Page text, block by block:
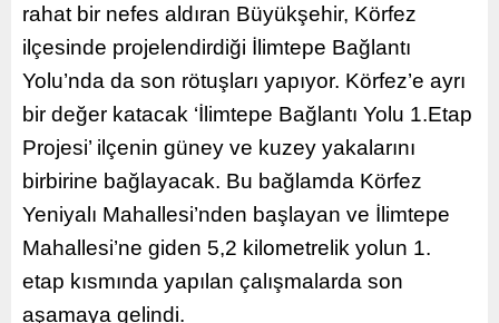
rahat bir nefes aldıran Büyükşehir, Körfez
ilçesinde projelendirdiği İlimtepe Bağlantı
Yolu’nda da son rötuşları yapıyor. Körfez’e ayrı
bir değer katacak ‘İlimtepe Bağlantı Yolu 1.Etap
Projesi’ ilçenin güney ve kuzey yakalarını
birbirine bağlayacak. Bu bağlamda Körfez
Yeniyalı Mahallesi’nden başlayan ve İlimtepe
Mahallesi’ne giden 5,2 kilometrelik yolun 1.
etap kısmında yapılan çalışmalarda son
aşamaya gelindi.